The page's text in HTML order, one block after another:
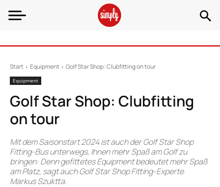
Start Equipment Golf Star Shop: Clubfitting on tour
Equipment
Golf Star Shop: Clubfitting
on tour
Mit dem Saisonstart 2024 ist auch der Golf Star Shop
Fitting-Bus unterwegs, Ihnen mehr Spaß am Golf zu
bringen: Denn gefittetes Equipment bedeutet mehr Spaß
am Platz, sagt auch Golf Star Shop Fitting-Experte
Markus Szuktta.